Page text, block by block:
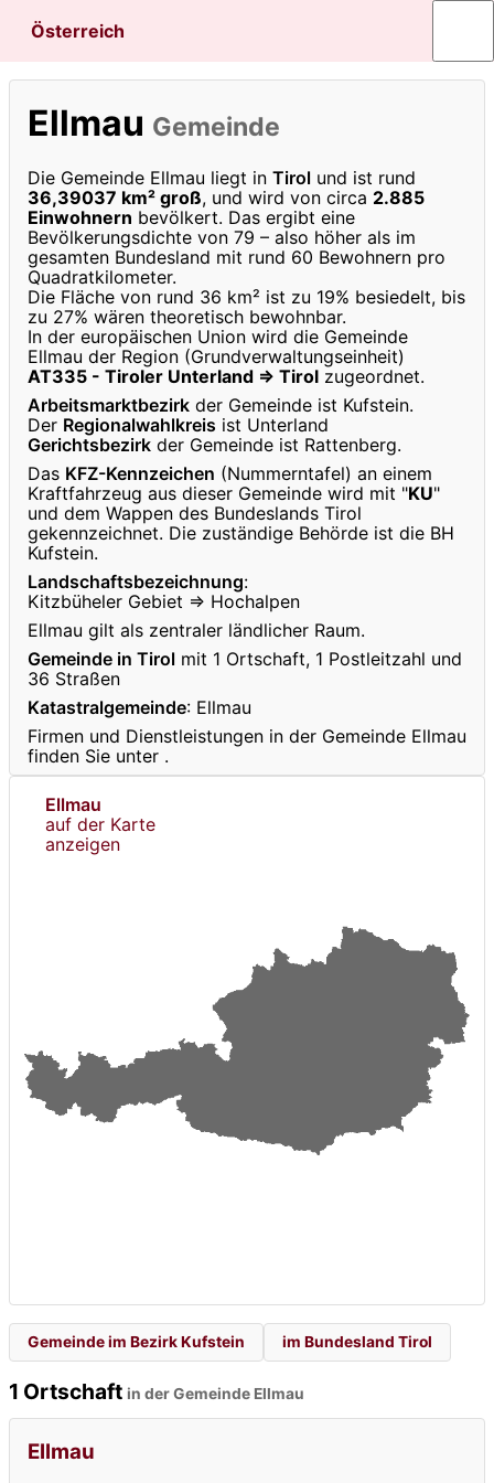
Österreich
Ellmau Gemeinde
Die Gemeinde Ellmau liegt in Tirol und ist rund
36,39037 km² groß, und wird von circa 2.885
Einwohnern bevölkert. Das ergibt eine
Bevölkerungsdichte von 79 – also höher als im
gesamten Bundesland mit rund 60 Bewohnern pro
Quadratkilometer.
Die Fläche von rund 36 km² ist zu 19% besiedelt, bis
zu 27% wären theoretisch bewohnbar.
In der europäischen Union wird die Gemeinde
Ellmau der Region (Grundverwaltungseinheit)
AT335 - Tiroler Unterland ⇒ Tirol zugeordnet.
Arbeitsmarktbezirk der Gemeinde ist Kufstein.
Der Regionalwahlkreis ist Unterland
Gerichtsbezirk der Gemeinde ist Rattenberg.
Das KFZ-Kennzeichen (Nummerntafel) an einem
Kraftfahrzeug aus dieser Gemeinde wird mit "KU"
und dem Wappen des Bundeslands Tirol
gekennzeichnet. Die zuständige Behörde ist die BH
Kufstein.
Landschaftsbezeichnung:
Kitzbüheler Gebiet ⇒ Hochalpen
Ellmau gilt als zentraler ländlicher Raum.
Gemeinde in Tirol mit 1 Ortschaft, 1 Postleitzahl und
36 Straßen
Katastralgemeinde: Ellmau
Firmen und Dienstleistungen in der Gemeinde Ellmau
finden Sie unter .
Ellmau
auf der Karte
anzeigen
Gemeinde im Bezirk Kufstein im Bundesland Tirol
1 Ortschaft in der Gemeinde Ellmau
Ellmau